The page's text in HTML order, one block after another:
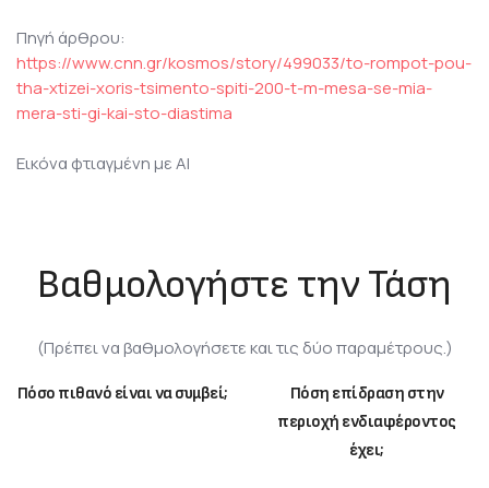
Πηγή άρθρου:
https://www.cnn.gr/kosmos/story/499033/to-rompot-pou-
tha-xtizei-xoris-tsimento-spiti-200-t-m-mesa-se-mia-
mera-sti-gi-kai-sto-diastima
Εικόνα φτιαγμένη με ΑΙ
Βαθμολογήστε την Τάση
(Πρέπει να βαθμολογήσετε και τις δύο παραμέτρους.)
Πόσο πιθανό είναι να συμβεί;
Πόση επίδραση στην
περιοχή ενδιαφέροντος
έχει;